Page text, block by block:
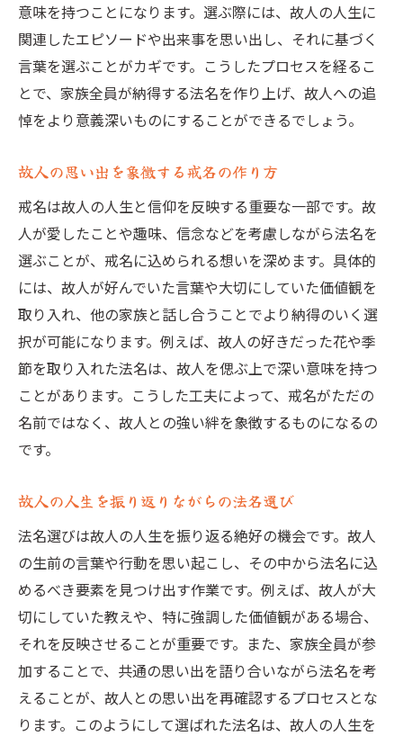
意味を持つことになります。選ぶ際には、故人の人生に
関連したエピソードや出来事を思い出し、それに基づく
言葉を選ぶことがカギです。こうしたプロセスを経るこ
とで、家族全員が納得する法名を作り上げ、故人への追
悼をより意義深いものにすることができるでしょう。
故人の思い出を象徴する戒名の作り方
戒名は故人の人生と信仰を反映する重要な一部です。故
人が愛したことや趣味、信念などを考慮しながら法名を
選ぶことが、戒名に込められる想いを深めます。具体的
には、故人が好んでいた言葉や大切にしていた価値観を
取り入れ、他の家族と話し合うことでより納得のいく選
択が可能になります。例えば、故人の好きだった花や季
節を取り入れた法名は、故人を偲ぶ上で深い意味を持つ
ことがあります。こうした工夫によって、戒名がただの
名前ではなく、故人との強い絆を象徴するものになるの
です。
故人の人生を振り返りながらの法名選び
法名選びは故人の人生を振り返る絶好の機会です。故人
の生前の言葉や行動を思い起こし、その中から法名に込
めるべき要素を見つけ出す作業です。例えば、故人が大
切にしていた教えや、特に強調した価値観がある場合、
それを反映させることが重要です。また、家族全員が参
加することで、共通の思い出を語り合いながら法名を考
えることが、故人との思い出を再確認するプロセスとな
ります。このようにして選ばれた法名は、故人の人生を